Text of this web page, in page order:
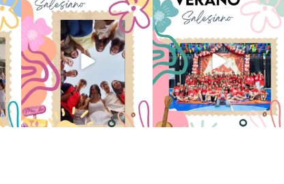
Superestrella!! 🌟 La música
invade el Campamento ...
6 0
La Orotava ha disfrutado a lo
grande de su
66 1